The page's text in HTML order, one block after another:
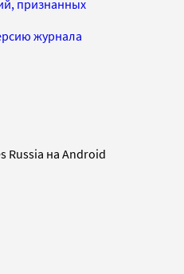
признанных
журнала
Russia на Android